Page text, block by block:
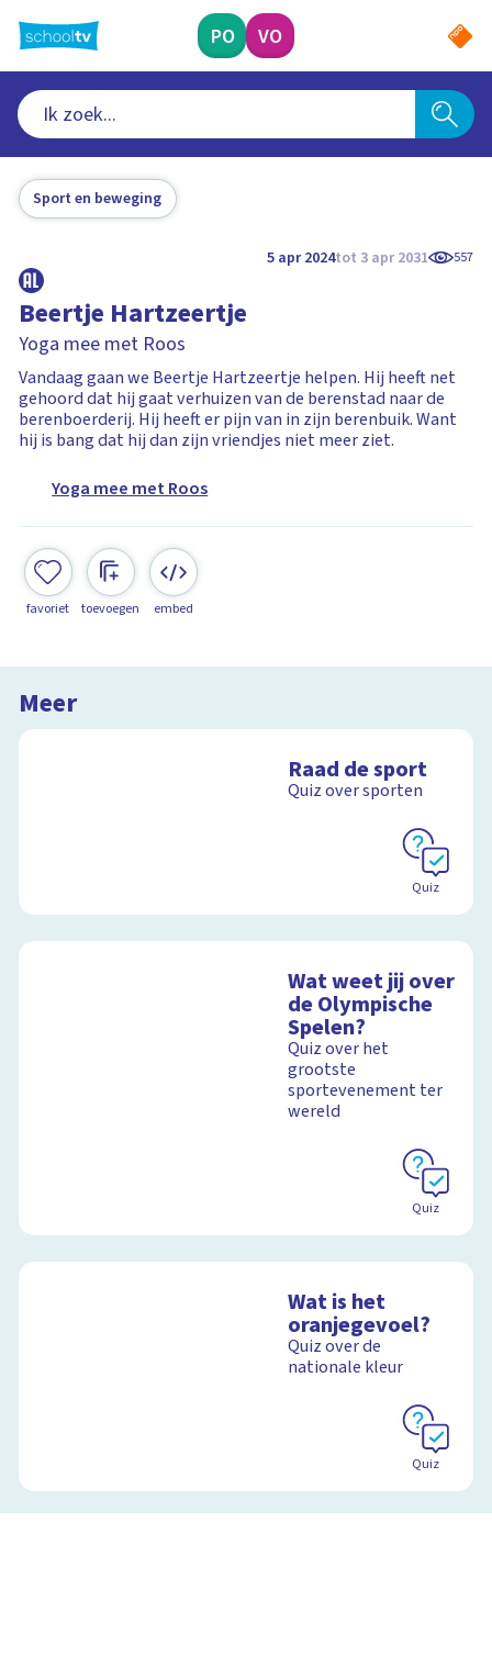
naar
hoofdinhoud
PO VO
Sport en beweging
5 apr 2024tot 3 apr 2031 557
Beertje Hartzeertje
Yoga mee met Roos
Vandaag gaan we Beertje Hartzeertje helpen. Hij heeft net
gehoord dat hij gaat verhuizen van de berenstad naar de
berenboerderij. Hij heeft er pijn van in zijn berenbuik. Want
hij is bang dat hij dan zijn vriendjes niet meer ziet.
Yoga mee met Roos
favoriet toevoegen embed
Meer
Raad de sport
Quiz over sporten
Quiz
Wat weet jij over
de Olympische
Spelen?
Quiz over het
grootste
sportevenement ter
wereld
Quiz
Wat is het
oranjegevoel?
Quiz over de
nationale kleur
Quiz